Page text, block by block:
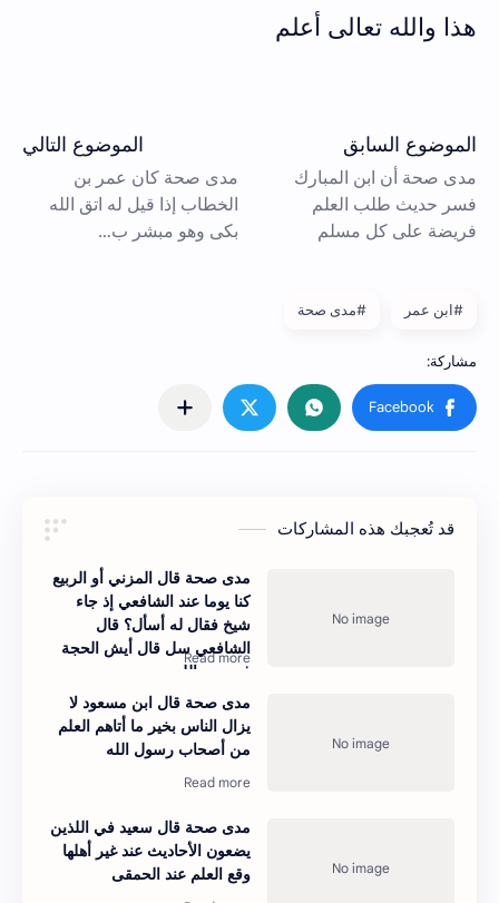
هذا والله تعالى أعلم
#ابن عمر #مدى صحة
قد تُعجبك هذه المشاركات
مدى صحة قال المزني أو الربيع
كنا يوما عند الشافعي إذ جاء
شيخ فقال له أسأل؟ قال
الشافعي سل قال أيش الحجة
في دين الله
مدى صحة قال ابن مسعود لا
يزال الناس بخير ما أتاهم العلم
من أصحاب رسول الله
مدى صحة قال سعيد في اللذين
يضعون الأحاديث عند غير أهلها
وقع العلم عند الحمقى